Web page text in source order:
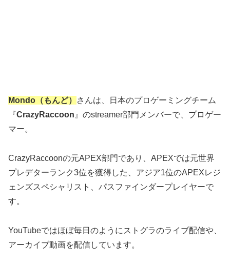
Mondo（もんど）
さんは、日本のプロゲーミングチーム
『CrazyRaccoon 』のstreamer部門メンバーで、プロゲー
マー。
CrazyRaccoonの元APEX部門であり、APEXでは元世界
プレデターランク3位を獲得した、アジア1位のAPEXレジ
ェンズスペシャリスト、パスファインダープレイヤーで
す。
YouTubeではほぼ毎日のようにストグラのライブ配信や、
アーカイブ動画を配信しています。